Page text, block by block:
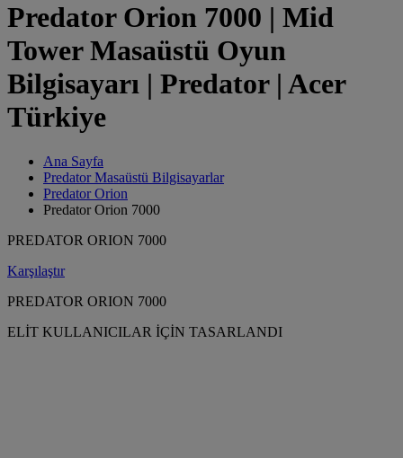
Predator Orion 7000 | Mid
Tower Masaüstü Oyun
Bilgisayarı | Predator | Acer
Türkiye
Ana Sayfa
Predator Masaüstü Bilgisayarlar
Predator Orion
Predator Orion 7000
PREDATOR ORION 7000
Karşılaştır
PREDATOR ORION 7000
ELİT KULLANICILAR İÇİN TASARLANDI